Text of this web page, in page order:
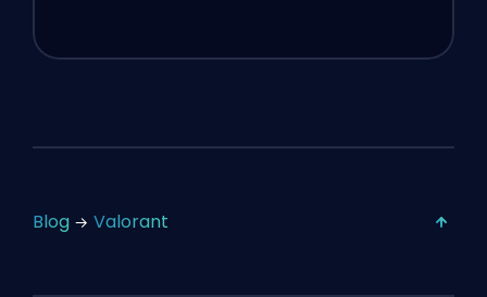
Blog Valorant